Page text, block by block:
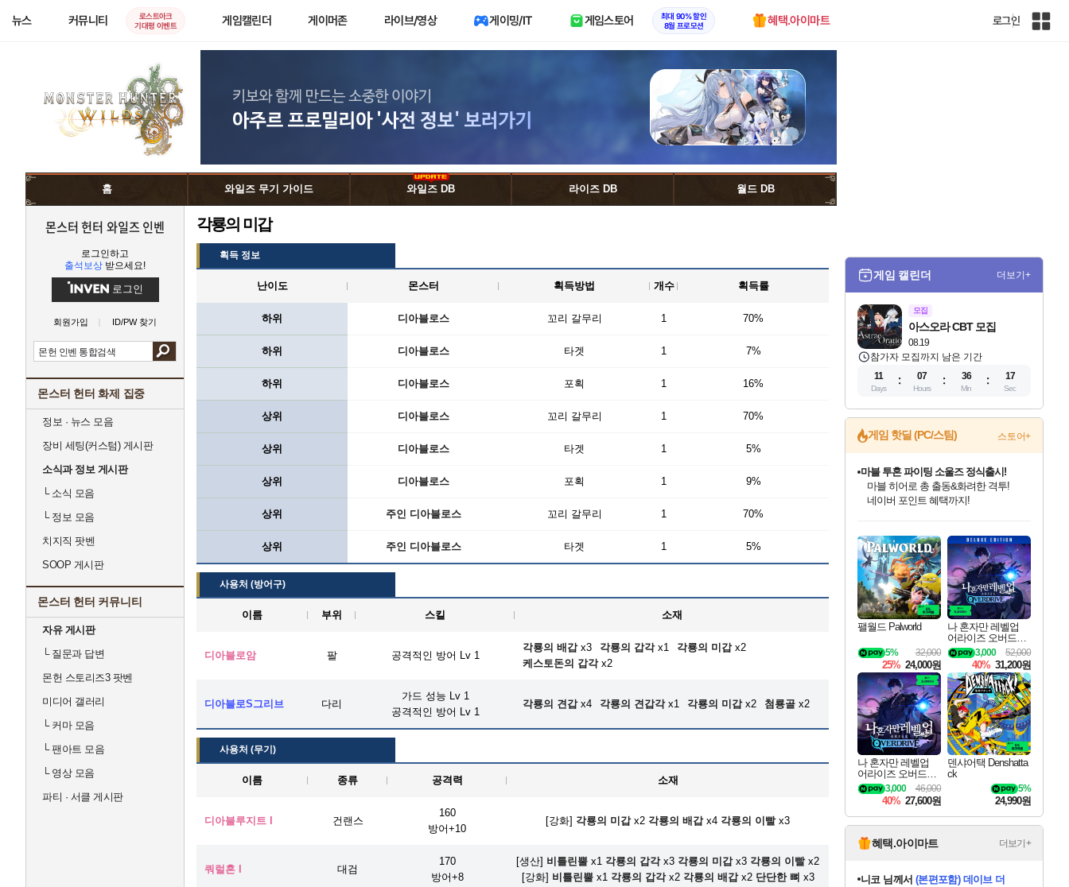
뉴스 커뮤니티
로스트아크
기대평 이벤트
게임캘린더 게이머존 라이브/영상 게이밍/IT 게임스토어
최대 90% 할인
8월 프로모션
혜택.아이마트 로그인
인
홈 와일즈 무기 가이드 와일즈 DB 라이즈 DB 월드 DB
몬스터 헌터 와일즈 인벤
로그인하고
출석보상 받으세요!
로그인
회원가입 ID/PW 찾기
몬스터 헌터 화제 집중
정보 · 뉴스 모음
장비 세팅(커스텀) 게시판
소식과 정보 게시판
└소식 모음
└정보 모음
치지직 팟벤
SOOP 게시판
몬스터 헌터 커뮤니티
자유 게시판
└질문과 답변
몬헌 스토리즈3 팟벤
미디어 갤러리
└커마 모음
└팬아트 모음
└영상 모음
파티 · 서클 게시판
각룡의 미갑
획득 정보
난이도 몬스터 획득방법 개수 획득률
하위 디아블로스 꼬리 갈무리 1 70%
하위 디아블로스 타겟 1 7%
하위 디아블로스 포획 1 16%
상위 디아블로스 꼬리 갈무리 1 70%
상위 디아블로스 타겟 1 5%
상위 디아블로스 포획 1 9%
상위 주인 디아블로스 꼬리 갈무리 1 70%
상위 주인 디아블로스 타겟 1 5%
사용처 (방어구)
이름 부위 스킬 소재
디아블로암 팔 공격적인 방어 Lv 1
각룡의 배갑x3 각룡의 갑각x1 각룡의 미갑x2
케스토돈의 갑각x2
디아블로S그리브 다리
가드 성능 Lv 1
공격적인 방어 Lv 1
각룡의 견갑x4 각룡의 견갑각x1 각룡의 미갑x2 첨룡골 x2
사용처 (무기)
이름 종류 공격력 소재
디아블루지트 I 건랜스
160
방어+10
[강화] 각룡의 미갑x2 각룡의 배갑x4 각룡의 이빨x3
쿼럴혼 I 대검
170
방어+8
[생산] 비틀린뿔 x1 각룡의 갑각x3 각룡의 미갑x3 각룡의 이빨x2
[강화] 비틀린뿔x1 각룡의 갑각x2 각룡의 배갑x2 단단한 뼈 x3
게임 캘린더 더보기+
모집
08.19
아스오라 CBT 모집
참가자 모집까지 남은 기간
11
Days
07
Hours
36
Min
16
Sec
게임 핫딜 (PC/스팀) 스토어+
최대 90% 할인가를 만나보세요!
네이버혜택과 함께 만나보세요!
50%할인&추가 적립까지!
마블 투혼 파이팅 소울즈 정식출시!
마블 히어로 총 출동&화려한 격투!
네이버 포인트 혜택까지!
이니&베니 혜택까지!
네이버 혜택가와 함께 예약하세요!
할인&네이버혜택으로 만나보세요!
네이버페이 혜택과 만나보세요!
40주년 프로모션으로 만나보세요!
할인가에 만나보세요!
일부 에디션 상시 할인!
혜택으로 예약 판매 중
편안하게 충전하세요
팰월드 Palworld
32,000
5%
25% 24,000원
나 혼자만 레벨업
어라이즈 오버드라
이브 디럭스 에디션
Solo Leveling Arise
Overdrive Deluxe Edi
tion
52,000
3,000
40% 31,200원
나 혼자만 레벨업
어라이즈 오버드라
이브 Solo Leveling A
rise
46,000
3,000
40% 27,600원
덴샤어택 Denshatta
ck
5%
24,990원
혜택.아이마트 더보기+
니코님께서 (본편포함) 데이브 더